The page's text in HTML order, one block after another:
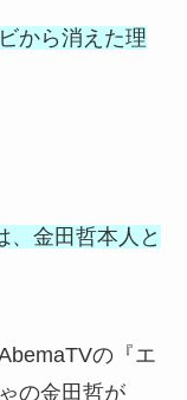
から消えた理
、金田哲本人と
の『エ
の金田哲が